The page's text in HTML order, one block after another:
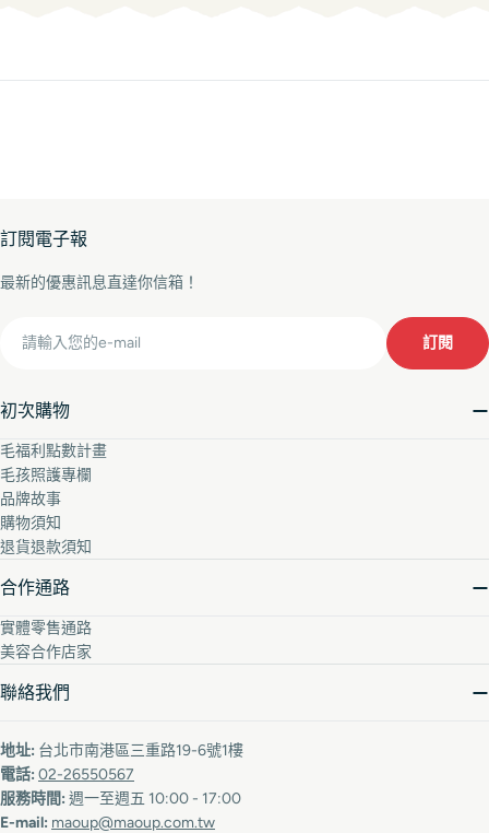
初次購物
毛福利點數計畫
毛孩照護專欄
品牌故事
購物須知
退貨退款須知
合作通路
實體零售通路
美容合作店家
聯絡我們
地址: 台北市南港區三重路19-6號1樓
電話: 02-26550567
服務時間: 週一至週五 10:00 - 17:00
E-mail: maoup@maoup.com.tw
訂閱電子報
最新的優惠訊息直達你信箱！
訂閱